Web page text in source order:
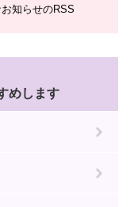
知らせのRSS
めします